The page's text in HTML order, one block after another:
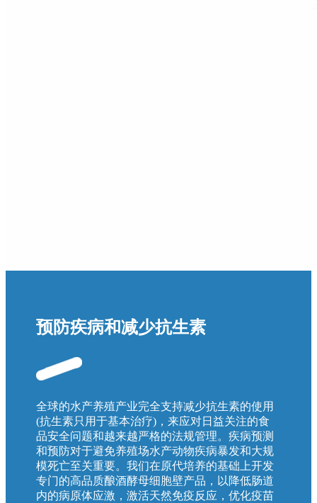
预防疾病和减少抗生素
全球的水产养殖产业完全支持减少抗生素的使用
(抗生素只用于基本治疗)，来应对日益关注的食
品安全问题和越来越严格的法规管理。疾病预测
和预防对于避免养殖场水产动物疾病暴发和大规
模死亡至关重要。我们在原代培养的基础上开发
专门的高品质酿酒酵母细胞壁产品，以降低肠道
内的病原体应激，激活天然免疫反应，优化疫苗